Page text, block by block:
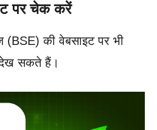
पर चेक करें
की वेबसाइट पर भी
सकते हैं।